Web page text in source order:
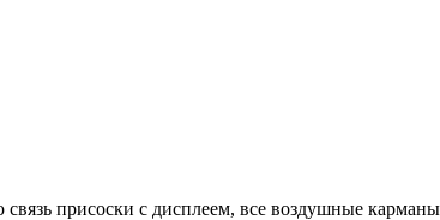
присоски с дисплеем, все воздушные